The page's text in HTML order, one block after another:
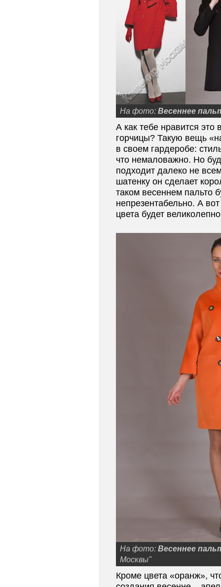
На фото: Весеннее
А как тебе нравится это
горчицы? Такую вещь
в своем гардеробе:
что немаловажно. Но
подходит далеко не
шатенку он сделает
таком весеннем пальто
непрезентабельно. А
цвета будет
На фото: Весеннее
Москвы"
Кроме цвета «оранж»,